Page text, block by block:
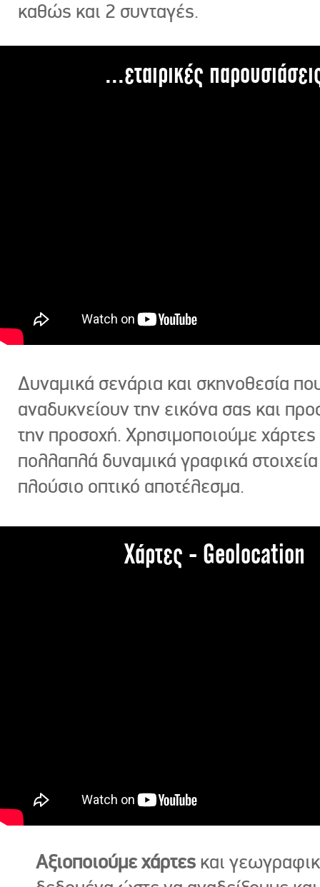
καθώς και 2 συνταγές.
...εταιρικές
Δυναμικά σενάρια και σκηνοθεσία
αναδυκνείουν την εικόνα σας και
την προσοχή. Χρησιμοποιούμε χάρτες
πολλαπλά δυναμικά γραφικά στοιχεία
πλούσιο οπτικό αποτέλεσμα.
Χάρτες - Geolocation
Αξιοποιούμε χάρτες και